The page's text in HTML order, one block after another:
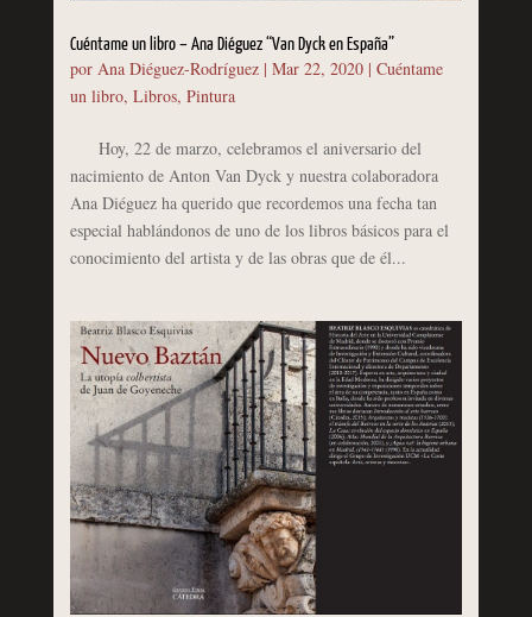
Cuéntame un libro – Ana Diéguez “Van Dyck en España”
por Ana Diéguez-Rodríguez| Mar 22, 2020| Cuéntame
un libro, Libros, Pintura
Hoy, 22 de marzo, celebramos el aniversario del
nacimiento de Anton Van Dyck y nuestra colaboradora
Ana Diéguez ha querido que recordemos una fecha tan
especial hablándonos de uno de los libros básicos para el
conocimiento del artista y de las obras que de él...